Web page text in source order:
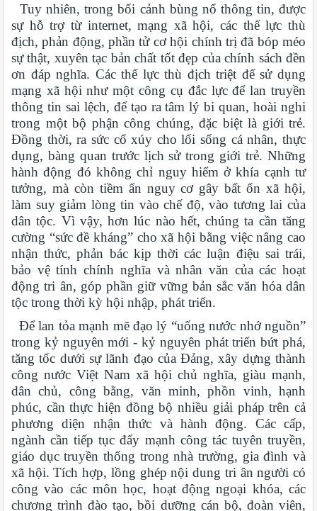
Tuy nhiên, trong bối cảnh bùng nổ thông tin, được
sự hỗ trợ từ internet, mạng xã hội, các thế lực thù
địch, phản động, phần tử cơ hội chính trị đã bóp méo
sự thật, xuyên tạc bản chất tốt đẹp của chính sách đền
ơn đáp nghĩa. Các thế lực thù địch triệt để sử dụng
mạng xã hội như một công cụ đắc lực để lan truyền
thông tin sai lệch, để tạo ra tâm lý bi quan, hoài nghi
trong một bộ phận công chúng, đặc biệt là giới trẻ.
Đồng thời, ra sức cổ xúy cho lối sống cá nhân, thực
dụng, bàng quan trước lịch sử trong giới trẻ. Những
hành động đó không chỉ nguy hiểm ở khía cạnh tư
tưởng, mà còn tiềm ẩn nguy cơ gây bất ổn xã hội,
làm suy giảm lòng tin vào chế độ, vào tương lai của
dân tộc. Vì vậy, hơn lúc nào hết, chúng ta cần tăng
cường “sức đề kháng” cho xã hội bằng việc nâng cao
nhận thức, phản bác kịp thời các luận điệu sai trái,
bảo vệ tính chính nghĩa và nhân văn của các hoạt
động tri ân, góp phần giữ vững bản sắc văn hóa dân
tộc trong thời kỳ hội nhập, phát triển.
Để lan tỏa mạnh mẽ đạo lý “uống nước nhớ nguồn”
trong kỷ nguyên mới - kỷ nguyên phát triển bứt phá,
tăng tốc dưới sự lãnh đạo của Đảng, xây dựng thành
công nước Việt Nam xã hội chủ nghĩa, giàu mạnh,
dân chủ, công bằng, văn minh, phồn vinh, hạnh
phúc, cần thực hiện đồng bộ nhiều giải pháp trên cả
phương diện nhận thức và hành động. Các cấp,
ngành cần tiếp tục đẩy mạnh công tác tuyên truyền,
giáo dục truyền thống trong nhà trường, gia đình và
xã hội. Tích hợp, lồng ghép nội dung tri ân người có
công vào các môn học, hoạt động ngoại khóa, các
chương trình đào tạo, bồi dưỡng cán bộ, đoàn viên,